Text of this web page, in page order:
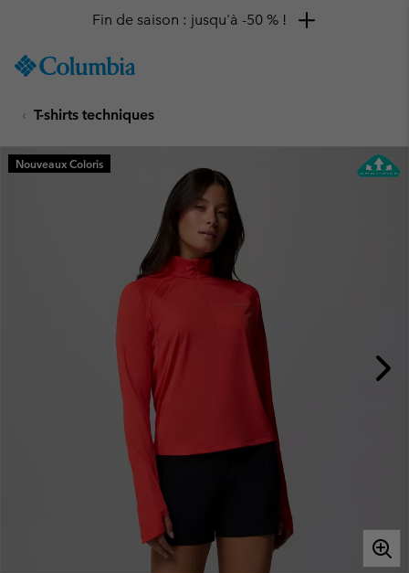
TO
SKIP
MAIN
NAV
Fin de saison : jusqu'à -50 % !
T-shirts techniques
Nouveaux Coloris